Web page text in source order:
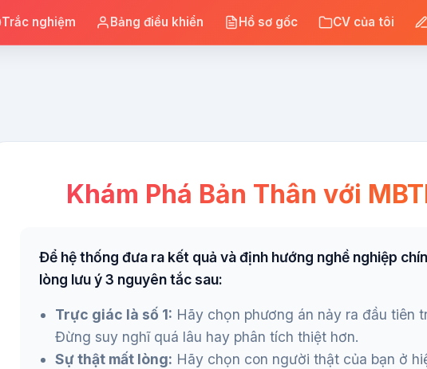
Trắc nghiệm Bảng điều khiển Hồ sơ gốc CV của tôi
Khám Phá Bản Thân với
Để hệ thống đưa ra kết quả và định hướng nghề nghiệp
lòng lưu ý 3 nguyên tắc sau:
Trực giác là số 1: Hãy chọn phương án nảy ra đầu tiên
Đừng suy nghĩ quá lâu hay phân tích thiệt hơn.
Sự thật mất lòng: Hãy chọn con người thật của bạn ở